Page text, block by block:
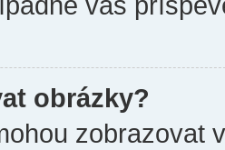
obrázky?
zobrazovat